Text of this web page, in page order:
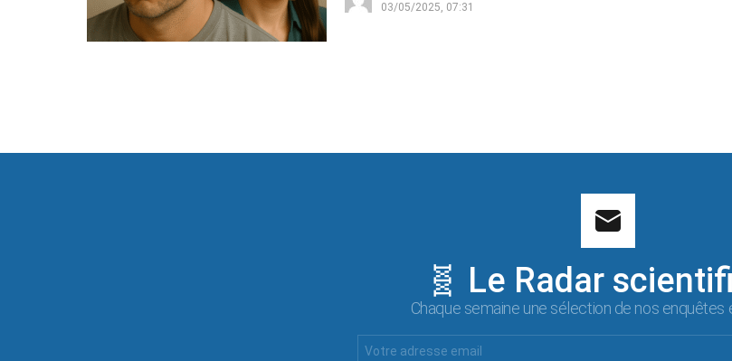
03/05/2025, 07:31
🧬 Le Radar
Chaque semaine une sélection de nos enquêtes
Email